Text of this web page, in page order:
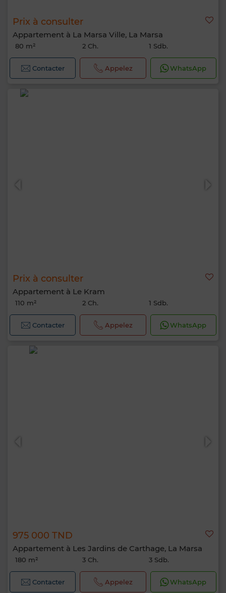
Prix à consulter
Appartement à La Marsa Ville, La Marsa
80 m² 2 Ch. 1 Sdb.
Contacter Appelez WhatsApp
Prix à consulter
Appartement à Le Kram
110 m² 2 Ch. 1 Sdb.
Contacter Appelez WhatsApp
975 000 TND
Appartement à Les Jardins de Carthage, La Marsa
180 m² 3 Ch. 3 Sdb.
Contacter Appelez WhatsApp